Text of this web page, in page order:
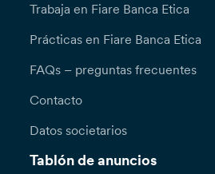
Trabaja en Fiare Banca Etica
Prácticas en Fiare Banca Etica
FAQs – preguntas frecuentes
Contacto
Datos societarios
Tablón de anuncios